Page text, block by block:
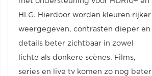
HLG. Hierdoor worden kleuren rijker
weergegeven, contrasten dieper en
details beter zichtbaar in zowel
lichte als donkere scènes. Films,
series en live tv komen zo nog beter